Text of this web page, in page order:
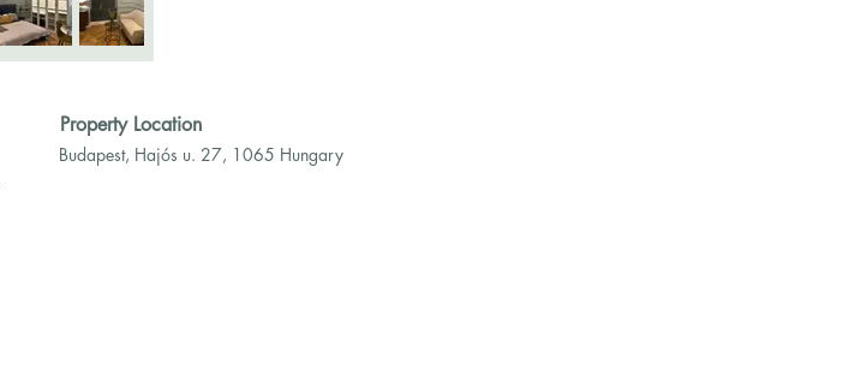
Property Location
Budapest, Hajós u. 27, 1065 Hungary